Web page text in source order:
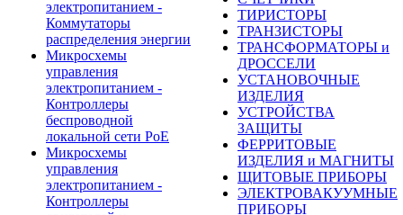
электропитанием -
Коммутаторы
распределения энергии
Микросхемы
управления
электропитанием -
Контроллеры
беспроводной
локальной сети PoE
Микросхемы
управления
электропитанием -
Контроллеры
ТИРИСТОРЫ
ТРАНЗИСТОРЫ
ТРАНСФОРМАТОРЫ и
ДРОССЕЛИ
УСТАНОВОЧНЫЕ
ИЗДЕЛИЯ
УСТРОЙСТВА
ЗАЩИТЫ
ФЕРРИТОВЫЕ
ИЗДЕЛИЯ и МАГНИТЫ
ЩИТОВЫЕ ПРИБОРЫ
ЭЛЕКТРОВАКУУМНЫЕ
ПРИБОРЫ